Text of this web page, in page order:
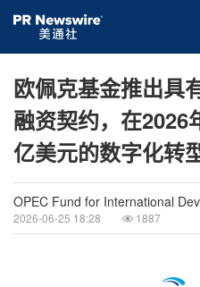
欧佩克基金推出具
融资契约，在2026
亿美元的数字化转
OPEC Fund for International
2026-06-25 18:28 1887